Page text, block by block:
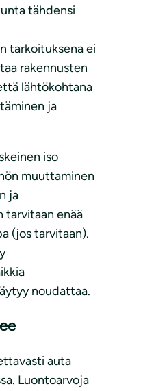
tähdensi
tarkoituksena ei
rakennusten
lähtökohtana
ja
iso
muuttaminen
ja
tarvitaan enää
(jos tarvitaan).
noudattaa.
auta
Luontoarvoja